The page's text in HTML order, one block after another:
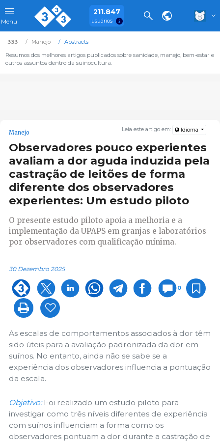
Menu
211.847
usuários
333 Manejo
Abstracts
Resumos dos melhores artigos publicados sobre sanidade, manejo, bem-estar e
outros assuntos dentro da suinocultura.
Leia este artigo em: Idioma
Manejo
Observadores pouco experientes
avaliam a dor aguda induzida pela
castração de leitões de forma
diferente dos observadores
experientes: Um estudo piloto
O presente estudo piloto apoia a melhoria e a
implementação da UPAPS em granjas e laboratórios
por observadores com qualificação mínima.
30 Dezembro 2025
0
As escalas de comportamentos associados à dor têm
sido úteis para a avaliação padronizada da dor em
suínos. No entanto, ainda não se sabe se a
experiência dos observadores influencia a pontuação
da escala.
Objetivo:Foi realizado um estudo piloto para
investigar como três níveis diferentes de experiência
com suínos influenciam a forma como os
observadores pontuam a dor durante a castração de